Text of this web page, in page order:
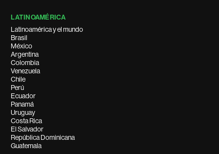
LATINOAMÉRICA
Latinoamérica y el mundo
Brasil
México
Argentina
Colombia
Venezuela
Chile
Perú
Ecuador
Panamá
Uruguay
Costa Rica
El Salvador
República Dominicana
Guatemala